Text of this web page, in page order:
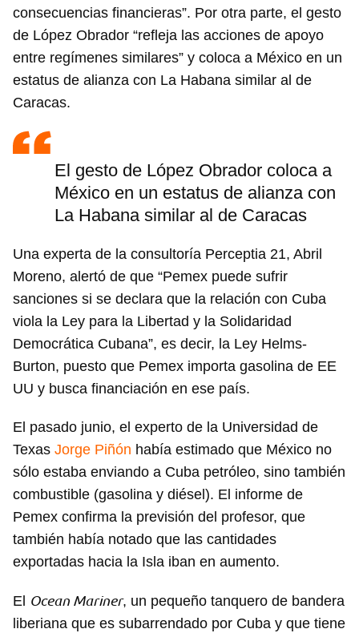
consecuencias financieras”. Por otra parte, el gesto
de López Obrador “refleja las acciones de apoyo
entre regímenes similares” y coloca a México en un
estatus de alianza con La Habana similar al de
Caracas.
El gesto de López Obrador coloca a
México en un estatus de alianza con
La Habana similar al de Caracas
Una experta de la consultoría Perceptia 21, Abril
Moreno, alertó de que “Pemex puede sufrir
sanciones si se declara que la relación con Cuba
viola la Ley para la Libertad y la Solidaridad
Democrática Cubana”, es decir, la Ley Helms-
Burton, puesto que Pemex importa gasolina de EE
UU y busca financiación en ese país.
El pasado junio, el experto de la Universidad de
Texas Jorge Piñón había estimado que México no
sólo estaba enviando a Cuba petróleo, sino también
combustible (gasolina y diésel). El informe de
Pemex confirma la previsión del profesor, que
también había notado que las cantidades
exportadas hacia la Isla iban en aumento.
El Ocean Mariner, un pequeño tanquero de bandera
liberiana que es subarrendado por Cuba y que tiene